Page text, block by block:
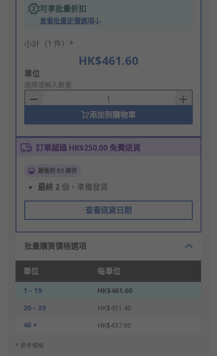
可享批量折扣
查看批量定價選項
小計（1 件）*
HK$461.60
Add
to
Basket
單位
選擇或輸入數量
添加到購物車
訂單超過 HK$250.00 免費送貨
最後的 RS 庫存
最終 2個，準備發貨
查看送貨日期
批量購買價格選項
單位 每單位
1 - 19
HK$461.60
20 - 39
HK$451.40
40 +
HK$437.90
* 參考價格